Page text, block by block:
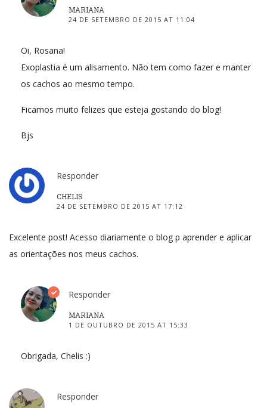
MARIANA
24 DE SETEMBRO DE 2015 AT 11:04
Oi, Rosana!
Exoplastia é um alisamento. Não tem como fazer e manter
os cachos ao mesmo tempo.
Ficamos muito felizes que esteja gostando do blog!
Bjs
Responder
CHELIS
24 DE SETEMBRO DE 2015 AT 17:12
Excelente post! Acesso diariamente o blog p aprender e aplicar
as orientações nos meus cachos.
Responder
MARIANA
1 DE OUTUBRO DE 2015 AT 15:33
Obrigada, Chelis :)
Responder